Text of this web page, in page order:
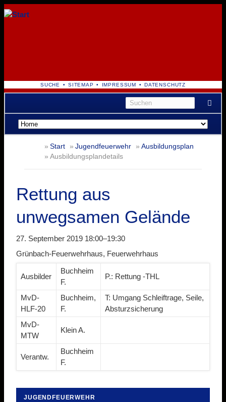
NAVIGATION
ÜBERSPRINGEN
SUCHE SITEMAP IMPRESSUM DATENSCHUTZ
Navigation
überspringen
Start Jugendfeuerwehr
Ausbildungsplan
Ausbildungsplandetails
Rettung aus
unwegsamen Gelände
27. September 2019 18:00–19:30
Grünbach-Feuerwehrhaus, Feuerwehrhaus
Ausbilder
Buchheim
F.
P.: Rettung -THL
MvD-
HLF-20
Buchheim,
F.
T: Umgang Schleiftrage, Seile,
Absturzsicherung
MvD-
MTW
Klein A.
Verantw.
Buchheim
F.
JUGENDFEUERWEHR